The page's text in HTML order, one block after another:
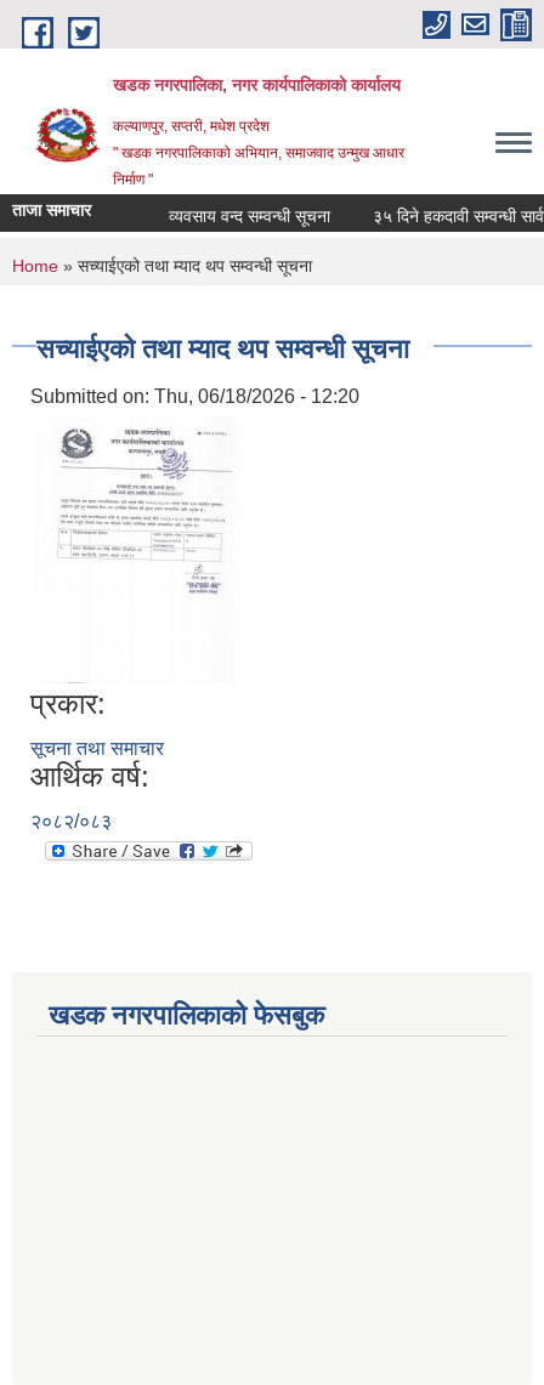
Skip to main content
खडक नगरपालिका, नगर कार्यपालिकाकाे कार्यालय
कल्याणपुर, सप्तरी, मधेश प्रदेश
" खडक नगरपालिकाको अभियान, समाजवाद उन्मुख आधार
निर्माण "
ताजा समाचार व्यवसाय वन्द सम्वन्धी सूचना ३५ दिने हकदावी सम्वन्धी
You are here
Home » सच्याईएको तथा म्याद थप सम्वन्धी सूचना
सच्याईएको तथा म्याद थप सम्वन्धी सूचना
Submitted on: Thu, 06/18/2026 - 12:20
प्रकार:
सूचना तथा समाचार
आर्थिक वर्ष:
२०८२/०८३
खडक नगरपालिकाको फेसबुक